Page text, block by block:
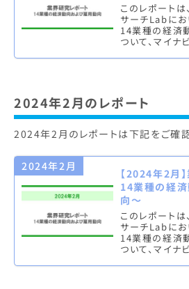
このレポートは
サーチLabに
14業種の経済
ついて、マイナ
2024年2月のレポート
2024年2月のレポートは下記をご確認
2024年2月
【2024年2月
14業種の経
向～
このレポートは
サーチLabに
14業種の経済
ついて、マイナ